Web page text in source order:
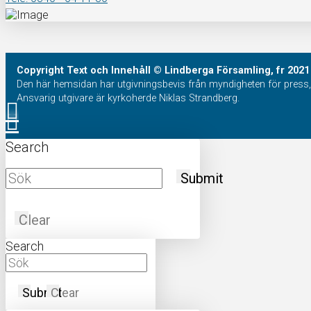
Copyright Text och Innehåll
© Lindberga Församling, fr 2021
Den här hemsidan har utgivningsbevis från myndigheten för
Ansvarig utgivare är kyrkoherde Niklas Strandberg.
Search
Submit
Clear
Search
SubmitClear